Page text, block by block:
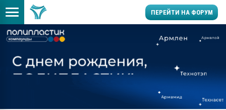
ПЕРЕЙТИ НА ФОРУМ
умельцы изготовили
колонок полностью из
Продажа готового
производство SPC